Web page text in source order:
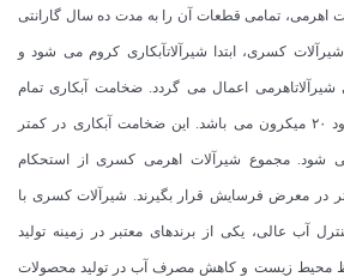
اهرمی، تمامی قطعات آن را به مدت ده سال گارانتی
کسری، ابتدا شیرآلاتآبکاری کروم می شود و
اعمال می گردد. ضخامت آبکاری تمام
محصولات شرکت کسری حدود ۲۰ میکرون می باشد. این ضخامت آبکاری در کمتر
شود. مجموع شیرآلات اهرمی کسری از استحکام
در معرض فرسایش قرار بگیرند. شیرآلات کسری با
آب عالی، یکی از برندهای معتبر در زمینه تولید
محیط زیست و کاهش مصرف آب در تولید محصولات